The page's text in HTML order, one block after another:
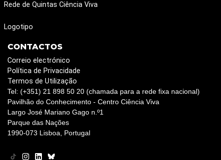
Rede de Quintas Ciência Viva
Logotipo
CONTACTOS
Correio electrónico
Política de Privacidade
Termos de Utilização
Tel: (+351) 21 898 50 20 (chamada para a rede fixa nacional)
Pavilhão do Conhecimento - Centro Ciência Viva
Largo José Mariano Gago n.º1
Parque das Nações
1990-073 Lisboa, Portugal